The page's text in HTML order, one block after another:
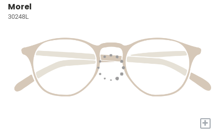
Morel
30248L
+